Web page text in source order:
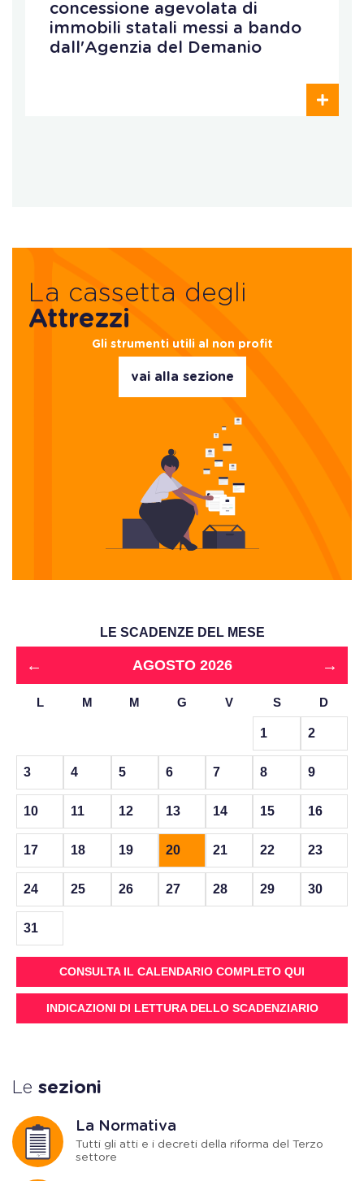
concessione agevolata di
immobili statali messi a bando
dall'Agenzia del Demanio
La cassetta degli
Attrezzi
Gli strumenti utili al non profit
vai alla sezione
LE SCADENZE DEL MESE
← AGOSTO 2026 →
L M M G V S D
1 2
3 4 5 6 7 8 9
10 11 12 13 14 15 16
17 18 19 20 21 22 23
24 25 26 27 28 29 30
31
CONSULTA IL CALENDARIO COMPLETO QUI
INDICAZIONI DI LETTURA DELLO SCADENZIARIO
Le sezioni
La Normativa
Tutti gli atti e i decreti della riforma del Terzo
settore